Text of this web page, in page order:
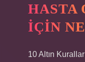
HASTA
IÇIN
10 Altın